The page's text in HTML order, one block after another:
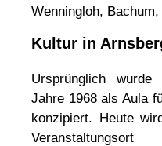
Wenningloh,
Kultur in
Ursprünglich
Jahre 1968 als Aula
konzipiert. Heute